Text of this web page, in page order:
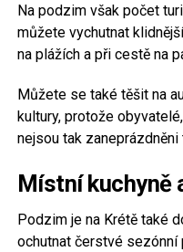
Na podzim však počet
můžete vychutnat
na plážích a při cestě na
Můžete se také těšit na
kultury, protože
nejsou tak
Místní kuchyně
Podzim je na Krétě také
ochutnat čerstvé sezónní